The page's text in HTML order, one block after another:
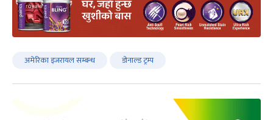
अमेरिका इजरायल सम्बन्ध डोनाल्ड ट्रम्प